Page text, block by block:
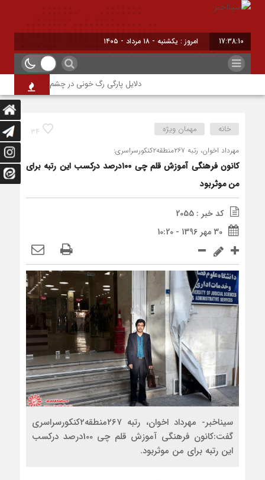
17:38:10 امروز : یکشنبه - ۱۸ مرداد - ۱۴۰۵
دلایل پارگی رگ خونی در چشم/ چه موقع باید
34 خانه مهمان ویژه
مهرداد اخوان، رتبه ۲۶۷منطقه۲کنکورسراسری:
کانون فرهنگی آموزش قلم چی ۱۰۰درصد درکسب این رتبه برای
من موثربود
کد خبر : 2055
30 مهر 1396 - 10:20
سیناخبر- مهرداد اخوان، رتبه ۲۶۷منطقه۲کنکورسراسری
گفت:کانون فرهنگی آموزش قلم چی 100درصد درکسب
این رتبه برای من موثربود.